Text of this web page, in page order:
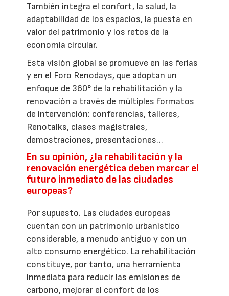
También integra el confort, la salud, la
adaptabilidad de los espacios, la puesta en
valor del patrimonio y los retos de la
economía circular.
Esta visión global se promueve en las ferias
y en el Foro Renodays, que adoptan un
enfoque de 360° de la rehabilitación y la
renovación a través de múltiples formatos
de intervención: conferencias, talleres,
Renotalks, clases magistrales,
demostraciones, presentaciones…
En su opinión, ¿la rehabilitación y la
renovación energética deben marcar el
futuro inmediato de las ciudades
europeas?
Por supuesto. Las ciudades europeas
cuentan con un patrimonio urbanístico
considerable, a menudo antiguo y con un
alto consumo energético. La rehabilitación
constituye, por tanto, una herramienta
inmediata para reducir las emisiones de
carbono, mejorar el confort de los